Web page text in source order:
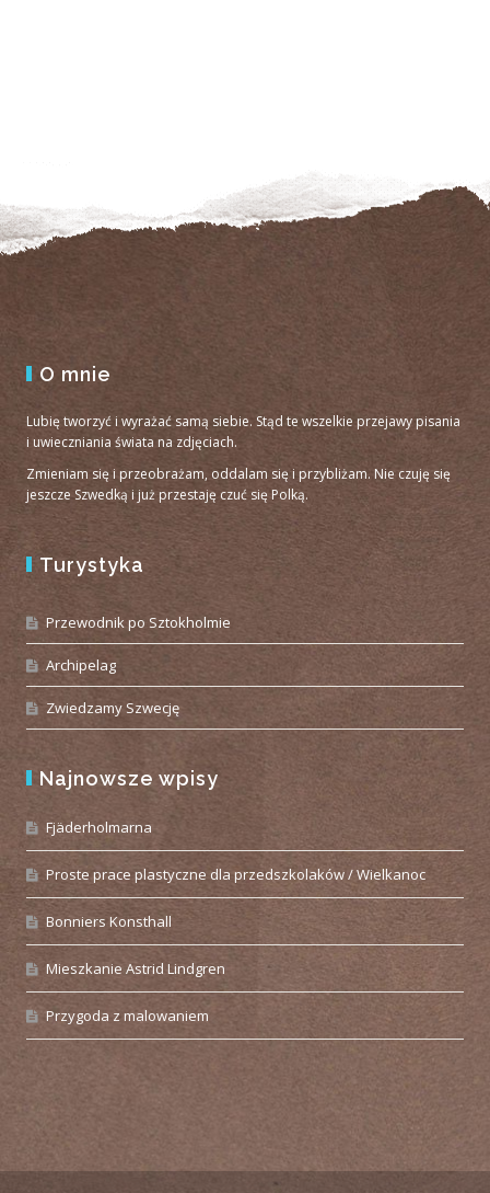
O mnie
Lubię tworzyć i wyrażać samą siebie. Stąd te wszelkie przejawy pisania
i uwieczniania świata na zdjęciach.
Zmieniam się i przeobrażam, oddalam się i przybliżam. Nie czuję się
jeszcze Szwedką i już przestaję czuć się Polką.
Turystyka
Przewodnik po Sztokholmie
Archipelag
Zwiedzamy Szwecję
Najnowsze wpisy
Fjäderholmarna
Proste prace plastyczne dla przedszkolaków / Wielkanoc
Bonniers Konsthall
Mieszkanie Astrid Lindgren
Przygoda z malowaniem